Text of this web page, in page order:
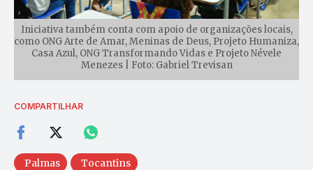
Iniciativa também conta com apoio de organizações locais,
como ONG Arte de Amar, Meninas de Deus, Projeto Humaniza,
Casa Azul, ONG Transformando Vidas e Projeto Névele
Menezes | Foto: Gabriel Trevisan
COMPARTILHAR
Palmas Tocantins